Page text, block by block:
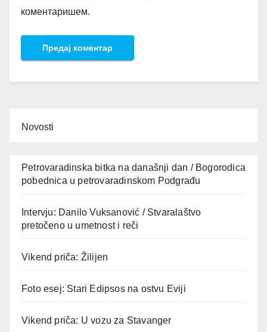
коментаришем.
Novosti
Petrovaradinska bitka na današnji dan / Bogorodica
pobednica u petrovaradinskom Podgrađu
Intervju: Danilo Vuksanović / Stvaralaštvo
pretočeno u umetnost i reči
Vikend priča: Žilijen
Foto esej: Stari Edipsos na ostvu Eviji
Vikend priča: U vozu za Stavanger